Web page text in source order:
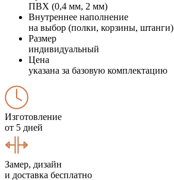
ПВХ (0,4 мм, 2 мм)
Внутреннее наполнение
на выбор (полки, корзины, штанги)
Размер
индивидуальный
Цена
указана за базовую комплектацию
Изготовление
от 5 дней
Замер, дизайн
и доставка бесплатно